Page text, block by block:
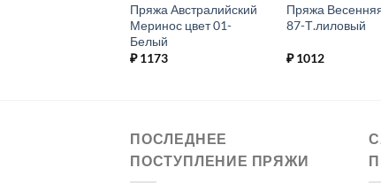
Пряжа Австралийский
Меринос цвет 01-
Белый
₽1173
Пряжа
87-Т.лиловый
₽1012
ПОСЛЕДНЕЕ
ПОСТУПЛЕНИЕ ПРЯЖИ